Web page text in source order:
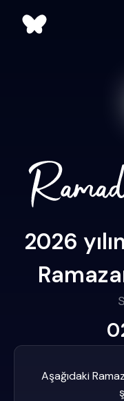
2026
Aşağıdaki